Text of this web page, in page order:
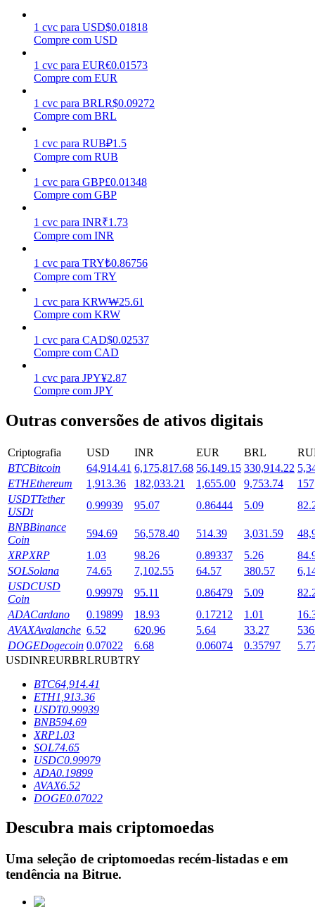
Ganhe recompensas competitivas diariamente
Estacamento
Launchpool
Staking flexível para ganhar tokens populares.
Bloqueios de BTR
Investimentos exclusivos para titulares de BTR
Empréstimos
Serviço de empréstimo apoiado por criptografia
1 cvc para USD$0.01818
Compre com USD
1 cvc para EUR€0.01573
Compre com EUR
1 cvc para BRLR$0.09272
Compre com BRL
1 cvc para RUB₽1.5
Compre com RUB
1 cvc para GBP£0.01348
Compre com GBP
1 cvc para INR₹1.73
Compre com INR
1 cvc para TRY₺0.86756
Compre com TRY
1 cvc para KRW₩25.61
Compre com KRW
1 cvc para CAD$0.02537
Compre com CAD
1 cvc para JPY¥2.87
Compre com JPY
Outras conversões de ativos digitais
Criptografia USD INR EUR BRL
BTCBitcoin 64,914.41 6,175,817.68 56,149.15 330,914.22
ETHEthereum 1,913.36 182,033.21 1,655.00 9,753.74
USDTTether
USDt
0.99939 95.07 0.86444 5.09
BNBBinance
Coin
594.69 56,578.40 514.39 3,031.59
XRPXRP 1.03 98.26 0.89337 5.26
SOLSolana 74.65 7,102.55 64.57 380.57
USDCUSD
Coin
0.99979 95.11 0.86479 5.09
ADACardano 0.19899 18.93 0.17212 1.01
AVAXAvalanche 6.52 620.96 5.64 33.27
DOGEDogecoin 0.07022 6.68 0.06074 0.35797
USDINREURBRLRUBTRY
BTC64,914.41
ETH1,913.36
USDT0.99939
BNB594.69
XRP1.03
SOL74.65
USDC0.99979
ADA0.19899
AVAX6.52
DOGE0.07022
Descubra mais criptomoedas
Uma seleção de criptomoedas recém-listadas e em
tendência na Bitrue.